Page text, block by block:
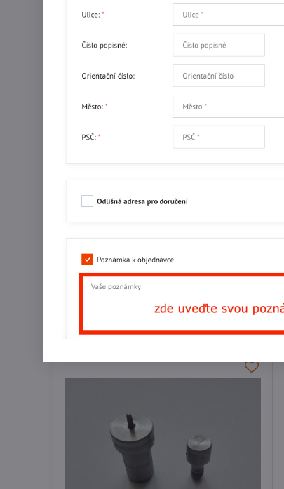
Strojní rozražeč kroužků 5,5mm R, sada
1082,950 Kč Do košíku
Strojní rozražeč kroužků 4mm H, sada
1398,760 Kč